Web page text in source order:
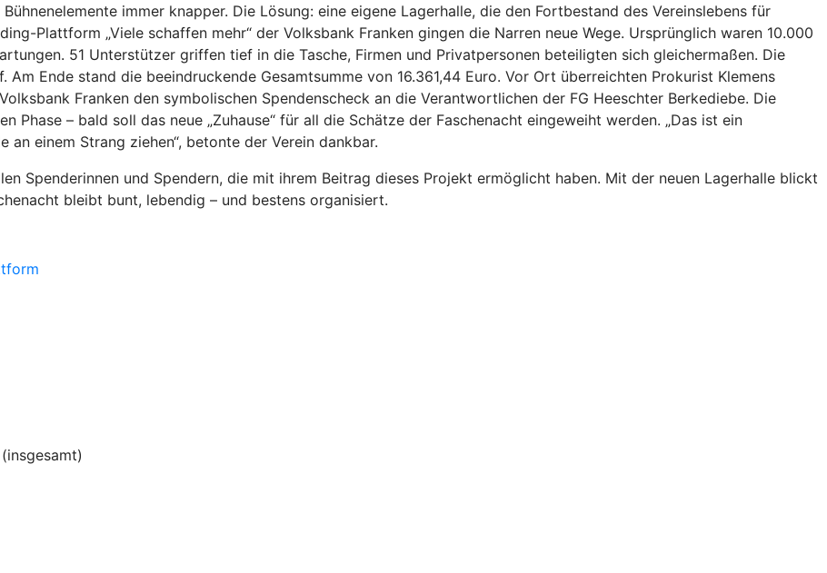
immer knapper. Die Lösung: eine eigene Lagerhalle, die den Fortbestand des Vereinslebens für
Plattform „Viele schaffen mehr“ der Volksbank Franken gingen die Narren neue Wege. Ursprünglich waren 10.000
51 Unterstützer griffen tief in die Tasche, Firmen und Privatpersonen beteiligten sich gleichermaßen. Die
Ende stand die beeindruckende Gesamtsumme von 16.361,44 Euro. Vor Ort überreichten Prokurist Klemens
Franken den symbolischen Spendenscheck an die Verantwortlichen der FG Heeschter Berkediebe. Die
Phase – bald soll das neue „Zuhause“ für all die Schätze der Faschenacht eingeweiht werden. „Das ist ein
einem Strang ziehen“, betonte der Verein dankbar.
Spenderinnen und Spendern, die mit ihrem Beitrag dieses Projekt ermöglicht haben. Mit der neuen Lagerhalle blickt
bleibt bunt, lebendig – und bestens organisiert.